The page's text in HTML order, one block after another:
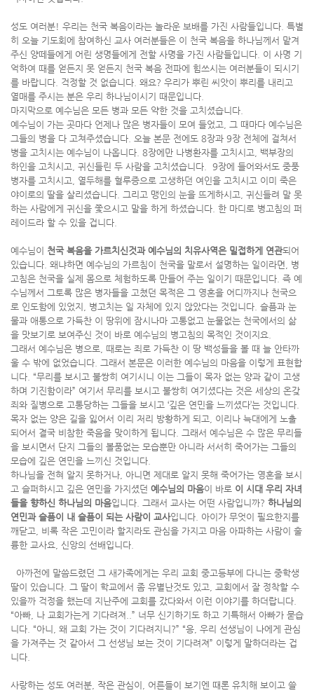
성도 여러분! 우리는 천국 복음이라는 놀라운 보배를 가진 사람들입니다. 특별
히 오늘 기도회에 참여하신 교사 여러분들은 이 천국 복음을 하나님께서 맡겨
주신 양떼들에게 어린 생명들에게 전할 사명을 가진 사람들입니다. 이 사명 기
억하여 때를 얻든지 못 얻든지 천국 복음 전파에 힘쓰시는 여러분들이 되시기
를 바랍니다. 걱정할 것 없습니다. 왜요? 우리가 뿌린 씨앗이 뿌리를 내리고
열매를 주시는 분은 우리 하나님이시기 때문입니다.
마지막으로 예수님은 모든 병과 모든 약한 것을 고치셨습니다.
예수님이 가는 곳마다 언제나 많은 병자들이 모여 들었고, 그 때마다 예수님은
그들의 병을 다 고쳐주셨습니다. 오늘 본문 전에도 8장과 9장 전체에 걸쳐서
병을 고치시는 예수님이 나옵니다. 8장에만 나병환자를 고치시고, 백부장의
하인을 고치시고, 귀신들린 두 사람을 고치셨습니다. 9장에 들어와서도 중풍
병자를 고치시고, 열두해를 혈루증으로 고생하던 여인을 고치시고 이미 죽은
야이로의 딸을 살리셨습니다. 그리고 맹인의 눈을 뜨게하시고, 귀신들려 말 못
하는 사람에게 귀신을 쫓으시고 말을 하게 하셨습니다. 한 마디로 병고침의 퍼
레이드라 할 수 있을 겁니다.
예수님이 천국 복음을 가르치신것과 예수님의 치유사역은 밀접하게 연관되어
있습니다. 왜냐하면 예수님의 가르침이 천국을 말로서 설명하는 일이라면, 병
고침은 천국을 실제 몸으로 체험하도록 만들어 주는 일이기 때문입니다. 즉 예
수님께서 그토록 많은 병자들을 고쳤던 목적은 그 영혼을 어디까지나 천국으
로 인도함에 있었지, 병고치는 일 자체에 있지 않았다는 것입니다. 슬픔과 눈
물과 애통으로 가득찬 이 땅위에 잠시나마 고통없고 눈물없는 천국에서의 삶
을 맛보기로 보여주신 것이 바로 예수님의 병고침의 목적인 것이지요.
그래서 예수님은 병으로, 때로는 죄로 가득찬 이 땅 백성들을 볼 때 늘 안타까
울 수 밖에 없었습니다. 그래서 본문은 이러한 예수님의 마음을 이렇게 표현합
니다. “무리를 보시고 불쌍히 여기시니 이는 그들이 목자 없는 양과 같이 고생
하며 기진함이라” 여기서 무리를 보시고 불쌍히 여기셨다는 것은 세상의 온갖
죄와 질병으로 고통당하는 그들을 보시고 ‘깊은 연민을 느끼셨다’는 것입니다.
목자 없는 양은 길을 잃어서 이리 저리 방황하게 되고, 이리나 늑대에게 노출
되어서 결국 비참한 죽음을 맞이하게 됩니다. 그래서 예수님은 수 많은 무리들
을 보시면서 단지 그들의 볼품없는 모습뿐만 아니라 서서히 죽어가는 그들의
모습에 깊은 연민을 느끼신 것입니다.
하나님을 전혀 알지 못하거나, 아니면 제대로 알지 못해 죽어가는 영혼을 보시
고 슬퍼하시고 깊은 연민을 가지셨던 예수님의 마음이 바로 이 시대 우리 자녀
들을 향하신 하나님의 마음입니다. 그래서 교사는 어떤 사람입니까? 하나님의
연민과 슬픔이 내 슬픔이 되는 사람이 교사입니다. 아이가 무엇이 필요한지를
깨닫고, 비록 작은 고민이라 할지라도 관심을 가지고 마음 아파하는 사람이 훌
륭한 교사요, 신앙의 선배입니다.
아까전에 말씀드렸던 그 새가족에게는 우리 교회 중고등부에 다니는 중학생
딸이 있습니다. 그 딸이 학교에서 좀 유별난것도 있고, 교회에서 잘 정착할 수
있을까 걱정을 했는데 지난주에 교회를 갔다와서 이런 이야기를 하더랍니다.
“아빠, 나 교회가는게 기다려져..” 너무 신기하기도 하고 기특해서 아빠가 묻습
니다. “아니, 왜 교회 가는 것이 기다려지니?” “응, 우리 선생님이 나에게 관심
을 가져주는 것 같아서 그 선생님 보는 것이 기다려져” 이렇게 말하더라는 겁
니다.
사랑하는 성도 여러분, 작은 관심이, 어른들이 보기엔 때론 유치해 보이고 쓸